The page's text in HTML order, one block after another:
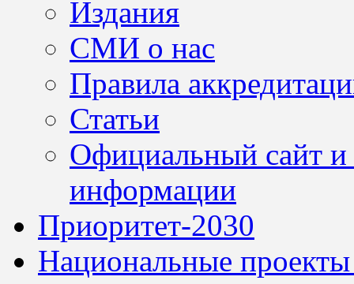
Издания
СМИ о нас
Правила
Статьи
Официальный сайт
информации
Приоритет-2030
Национальные